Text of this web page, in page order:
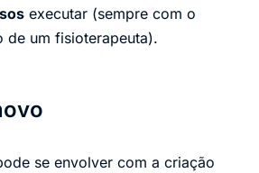
executar (sempre com o
de um fisioterapeuta).
se envolver com a criação